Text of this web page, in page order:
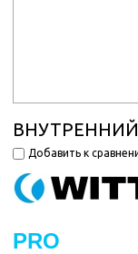
Добавить к
PRO